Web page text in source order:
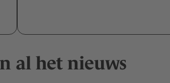
al het nieuws